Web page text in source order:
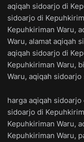
aqiqah sidoarjo di
sidoarjo di
Kepuhkiriman Waru,
Waru, alamat aqiqah
aqiqah sidoarjo di
Kepuhkiriman Waru,
Waru, aqiqah
harga aqiqah
sidoarjo di
Kepuhkiriman Waru,
Kepuhkiriman Waru,